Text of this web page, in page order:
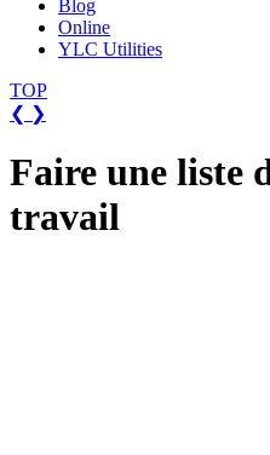
Blog
Online
YLC Utilities
TOP
❮ ❯
Faire une liste
travail